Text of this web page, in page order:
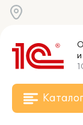
и
Каталог